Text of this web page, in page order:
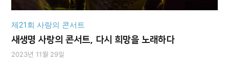
제21회 사랑의 콘서트
새생명 사랑의 콘서트, 다시 희망을 노래하다
2023년 11월 29일